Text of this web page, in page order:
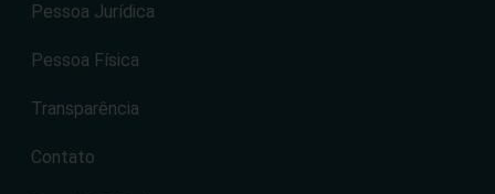
Pessoa Jurídica
Pessoa Física
Transparência
Contato